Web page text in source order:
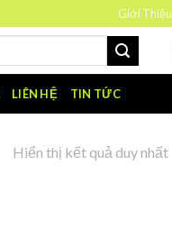
Giới Thiệu
LIÊN HỆ TIN TỨC
Hiển thị kết quả duy nhất